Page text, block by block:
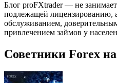
Блог proFXtrader — не
подлежащей лицензированию,
обслуживанием,
привлечением займов у
Советники Forex на